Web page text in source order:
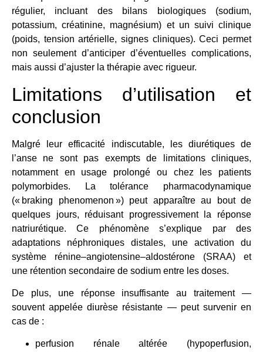
régulier, incluant des bilans biologiques (sodium,
potassium, créatinine, magnésium) et un suivi clinique
(poids, tension artérielle, signes cliniques). Ceci permet
non seulement d’anticiper d’éventuelles complications,
mais aussi d’ajuster la thérapie avec rigueur.
Limitations d’utilisation et
conclusion
Malgré leur efficacité indiscutable, les diurétiques de
l’anse ne sont pas exempts de limitations cliniques,
notamment en usage prolongé ou chez les patients
polymorbides. La tolérance pharmacodynamique
(« braking phenomenon ») peut apparaître au bout de
quelques jours, réduisant progressivement la réponse
natriurétique. Ce phénomène s’explique par des
adaptations néphroniques distales, une activation du
système rénine–angiotensine–aldostérone (SRAA) et
une rétention secondaire de sodium entre les doses.
De plus, une réponse insuffisante au traitement —
souvent appelée diurèse résistante — peut survenir en
cas de :
perfusion rénale altérée (hypoperfusion,